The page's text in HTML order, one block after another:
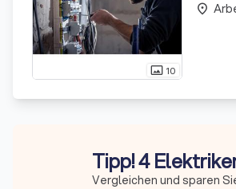
photo_size_select_actual 10
place
Tipp! 4
Vergleichen und sparen